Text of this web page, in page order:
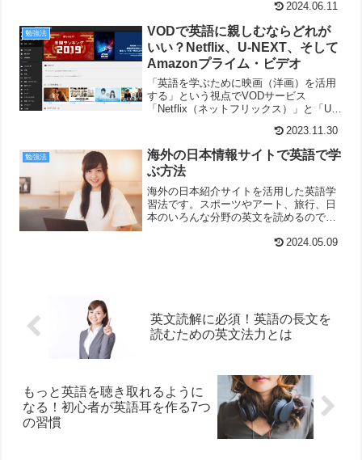
かに英会話学習に活用していくか？そこ
に成功のカギが隠されています。
2024.06.11
勉強法
VODで英語に親しむならどれが
いい？Netflix、U-NEXT、そして
Amazonプライム・ビデオ
「英語を学ぶために映画（洋画）を活用
する」という視点でVODサービス
「Netflix（ネットフリックス）」と「U-
ライム・ビデオ」についてそれぞれメリ
ット＆デメリットについて簡潔にご紹介
しています。
2023.11.30
勉強法
海外の日本情報サイトで英語で学
ぶ方法
海外の日本紹介サイトを活用した英語学
習法です。スポーツやアート、旅行、日
本のいろんな分野の英文を読めるので、
2024.05.09
英文読解に必須！英語の長文を
読むための英文法力とは
もっと英語を聴き取れるように
なる！初心者が英語耳を作る7つ
の習慣